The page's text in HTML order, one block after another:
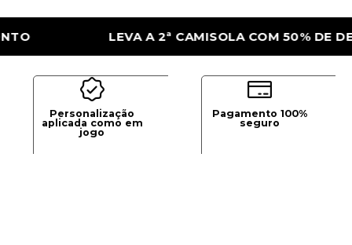
LEVA A 2ª CAMISOLA COM 50% DE
Personalização
aplicada como em
jogo
Pagamento 100%
seguro